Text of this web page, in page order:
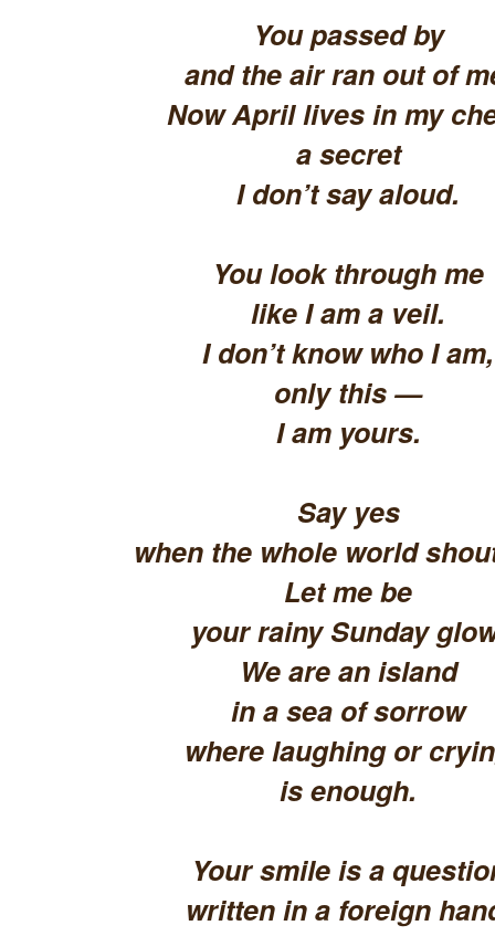
You passed by
and the air ran out of
Now April lives in my
a secret
I don’t say aloud.
You look through me
like I am a veil.
I don’t know who I am,
only this —
I am yours.
Say yes
when the whole world
Let me be
your rainy Sunday
We are an island
in a sea of sorrow
where laughing or
is enough.
Your smile is a
written in a foreign